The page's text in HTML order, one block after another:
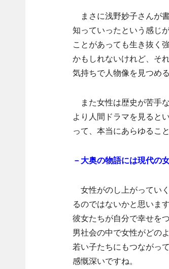
まさに浅野妙子さんが
知っていったという感じ
ことがあっても生き抜く
かもしれないけれど、そ
気持ちで人物像を見つめ
また女性は歴史が苦手
より人間ドラマを見ると
って、本当にあらゆるこ
－大奥の物語には現代の
女性がのし上がってい
るのではないかと思いま
彼女たちが自分で幸せを
男社会の中で女性がどの
若い子たちにもつながっ
感慨深いですね。